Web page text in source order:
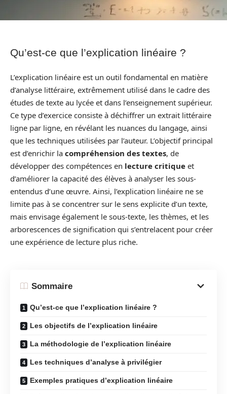
Qu’est-ce que l’explication linéaire ?
L’explication linéaire est un outil fondamental en matière
d’analyse littéraire, extrêmement utilisé dans le cadre des
études de texte au lycée et dans l’enseignement supérieur.
Ce type d’exercice consiste à déchiffrer un extrait littéraire
ligne par ligne, en révélant les nuances du langage, ainsi
que les techniques utilisées par l’auteur. L’objectif principal
est d’enrichir la compréhension des textes, de
développer des compétences en lecture critique et
d’améliorer la capacité des élèves à analyser les sous-
entendus d’une œuvre. Ainsi, l’explication linéaire ne se
limite pas à se concentrer sur le sens explicite d’un texte,
mais envisage également le sous-texte, les thèmes, et les
arborescences de signification qui s’entrelacent pour créer
une expérience de lecture plus riche.
Sommaire
Qu’est-ce que l’explication linéaire ?
Les objectifs de l’explication linéaire
La méthodologie de l’explication linéaire
Les techniques d’analyse à privilégier
Exemples pratiques d’explication linéaire